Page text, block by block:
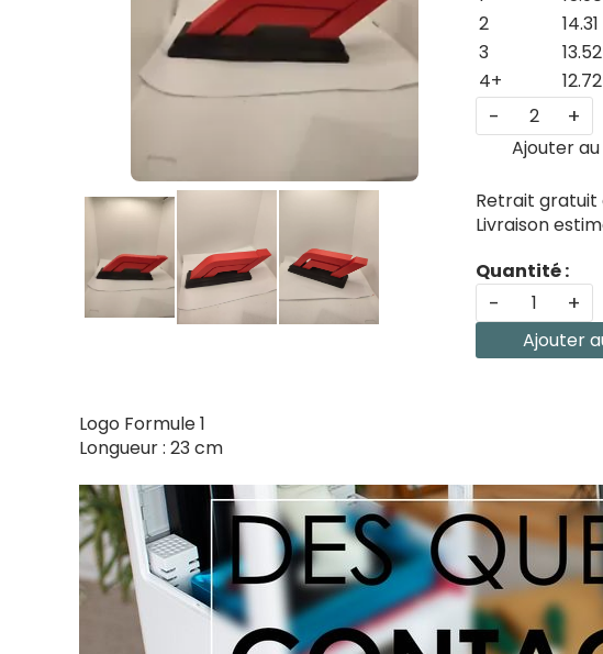
2
3
4+
- +
Ajouter
Retrait gratuit
Livraison
Quantité :
- +
Ajouter
Logo Formule 1
Longueur : 23 cm